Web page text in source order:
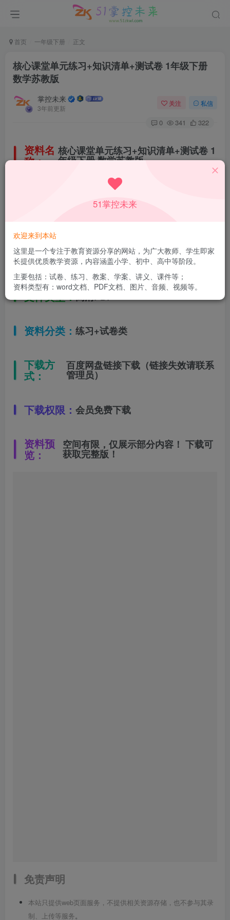
首页 一年级下册 正文
核心课堂单元练习+知识清单+测试卷 1年级下册
数学苏教版
掌控未来
3年前更新
关注 私信
0 341 322
资料名
称：
核心课堂单元练习+知识清单+测试卷 1
年级下册 数学苏教版
教材版本：
适用年级：一年级下册
文件类型：高清PDF
资料分类： 练习+试卷类
下载方
式：
百度网盘链接下载（链接失效请联系
管理员）
下载权限： 会员免费下载
资料预
览：
空间有限，仅展示部分内容！ 下载可
获取完整版！
免责声明
本站只提供web页面服务，不提供相关资源存储，也不参与其录
制、上传等服务。
51掌控未来
欢迎来到本站
这里是一个专注于教育资源分享的网站，为广大教师、学生即家
长提供优质教学资源，内容涵盖小学、初中、高中等阶段。
主要包括：试卷、练习、教案、学案、讲义、课件等；
资料类型有：word文档、PDF文档、图片、音频、视频等。